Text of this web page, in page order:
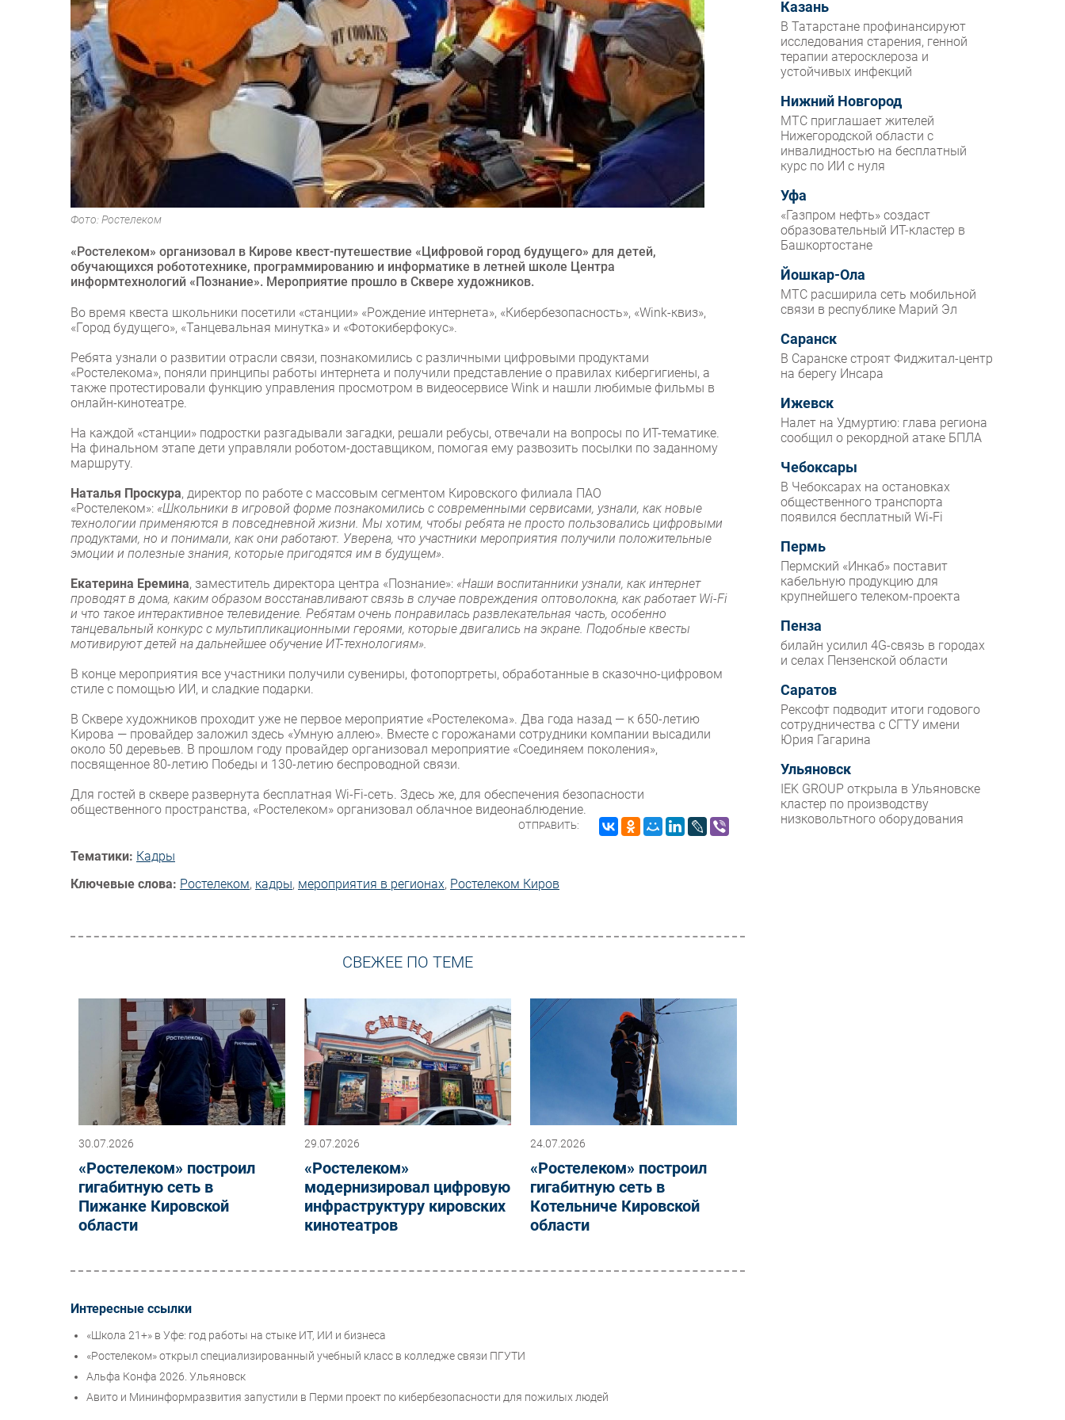
Фото: Ростелеком
«Ростелеком» организовал в Кирове квест-путешествие «Цифровой город будущего» для детей,
обучающихся робототехнике, программированию и информатике в летней школе Центра
информтехнологий «Познание». Мероприятие прошло в Сквере художников.
Во время квеста школьники посетили «станции» «Рождение интернета», «Кибербезопасность», «Wink-квиз»,
«Город будущего», «Танцевальная минутка» и «Фотокиберфокус».
Ребята узнали о развитии отрасли связи, познакомились с различными цифровыми продуктами
«Ростелекома», поняли принципы работы интернета и получили представление о правилах кибергигиены, а
также протестировали функцию управления просмотром в видеосервисе Wink и нашли любимые фильмы в
онлайн-кинотеатре.
На каждой «станции» подростки разгадывали загадки, решали ребусы, отвечали на вопросы по ИТ-тематике.
На финальном этапе дети управляли роботом-доставщиком, помогая ему развозить посылки по заданному
маршруту.
Наталья Проскура, директор по работе с массовым сегментом Кировского филиала ПАО
«Ростелеком»: «Школьники в игровой форме познакомились с современными сервисами, узнали, как новые
технологии применяются в повседневной жизни. Мы хотим, чтобы ребята не просто пользовались цифровыми
продуктами, но и понимали, как они работают. Уверена, что участники мероприятия получили положительные
эмоции и полезные знания, которые пригодятся им в будущем».
Екатерина Еремина, заместитель директора центра «Познание»: «Наши воспитанники узнали, как интернет
проводят в дома, каким образом восстанавливают связь в случае повреждения оптоволокна, как работает Wi-Fi
и что такое интерактивное телевидение. Ребятам очень понравилась развлекательная часть, особенно
танцевальный конкурс с мультипликационными героями, которые двигались на экране. Подобные квесты
мотивируют детей на дальнейшее обучение ИТ-технологиям».
В конце мероприятия все участники получили сувениры, фотопортреты, обработанные в сказочно-цифровом
стиле с помощью ИИ, и сладкие подарки.
В Сквере художников проходит уже не первое мероприятие «Ростелекома». Два года назад — к 650-летию
Кирова — провайдер заложил здесь «Умную аллею». Вместе с горожанами сотрудники компании высадили
около 50 деревьев. В прошлом году провайдер организовал мероприятие «Соединяем поколения»,
посвященное 80-летию Победы и 130-летию беспроводной связи.
Для гостей в сквере развернута бесплатная Wi-Fi-сеть. Здесь же, для обеспечения безопасности
общественного пространства, «Ростелеком» организовал облачное видеонаблюдение.
ОТПРАВИТЬ:
Тематики: Кадры
Ключевые слова: Ростелеком, кадры, мероприятия в регионах, Ростелеком Киров
СВЕЖЕЕ ПО ТЕМЕ
30.07.2026
«Ростелеком» построил
гигабитную сеть в
Пижанке Кировской
области
29.07.2026
«Ростелеком»
модернизировал цифровую
инфраструктуру кировских
кинотеатров
24.07.2026
«Ростелеком» построил
гигабитную сеть в
Котельниче Кировской
области
Интересные ссылки
«Школа 21+» в Уфе: год работы на стыке ИТ, ИИ и бизнеса
«Ростелеком» открыл специализированный учебный класс в колледже связи ПГУТИ
Альфа Конфа 2026. Ульяновск
Авито и Мининформразвития запустили в Перми проект по кибербезопасности для пожилых людей
Казань
В Татарстане профинансируют
исследования старения, генной
терапии атеросклероза и
устойчивых инфекций
Нижний Новгород
МТС приглашает жителей
Нижегородской области с
инвалидностью на бесплатный
курс по ИИ с нуля
Уфа
«Газпром нефть» создаст
образовательный ИТ-кластер в
Башкортостане
Йошкар-Ола
МТС расширила сеть мобильной
связи в республике Марий Эл
Саранск
В Саранске строят Фиджитал-центр
на берегу Инсара
Ижевск
Налет на Удмуртию: глава региона
сообщил о рекордной атаке БПЛА
Чебоксары
В Чебоксарах на остановках
общественного транспорта
появился бесплатный Wi‑Fi
Пермь
Пермский «Инкаб» поставит
кабельную продукцию для
крупнейшего телеком-проекта
Пенза
билайн усилил 4G-связь в городах
и селах Пензенской области
Саратов
Рексофт подводит итоги годового
сотрудничества с СГТУ имени
Юрия Гагарина
Ульяновск
IEK GROUP открыла в Ульяновске
кластер по производству
низковольтного оборудования